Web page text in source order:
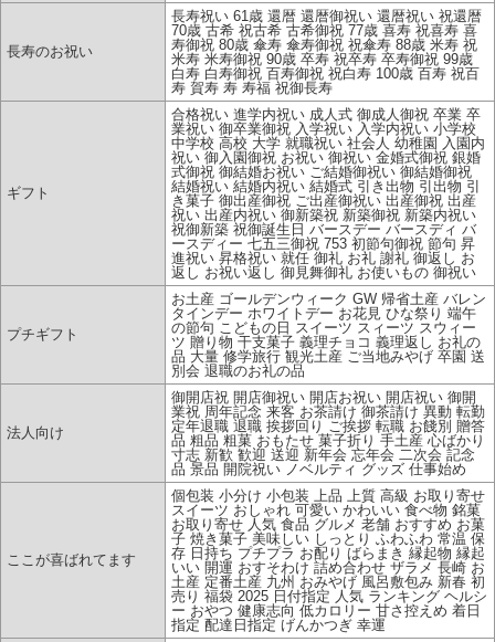
長寿のお祝い
長寿祝い 61歳 還暦 還暦御祝い 還暦祝い 祝還暦
70歳 古希 祝古希 古希御祝 77歳 喜寿 祝喜寿 喜
寿御祝 80歳 傘寿 傘寿御祝 祝傘寿 88歳 米寿 祝
米寿 米寿御祝 90歳 卒寿 祝卒寿 卒寿御祝 99歳
白寿 白寿御祝 百寿御祝 祝白寿 100歳 百寿 祝百
寿 賀寿 寿 寿福 祝御長寿
ギフト
合格祝い 進学内祝い 成人式 御成人御祝 卒業 卒
業祝い 御卒業御祝 入学祝い 入学内祝い 小学校
中学校 高校 大学 就職祝い 社会人 幼稚園 入園内
祝い 御入園御祝 お祝い 御祝い 金婚式御祝 銀婚
式御祝 御結婚お祝い ご結婚御祝い 御結婚御祝
結婚祝い 結婚内祝い 結婚式 引き出物 引出物 引
き菓子 御出産御祝 ご出産御祝い 出産御祝 出産
祝い 出産内祝い 御新築祝 新築御祝 新築内祝い
祝御新築 祝御誕生日 バースデー バースディ バ
ースディー 七五三御祝 753 初節句御祝 節句 昇
進祝い 昇格祝い 就任 御礼 お礼 謝礼 御返し お
返し お祝い返し 御見舞御礼 お使いもの 御祝い
プチギフト
お土産 ゴールデンウィーク GW 帰省土産 バレン
タインデー ホワイトデー お花見 ひな祭り 端午
の節句 こどもの日 スイーツ スィーツ スウィー
ツ 贈り物 干支菓子 義理チョコ 義理返し お礼の
品 大量 修学旅行 観光土産 ご当地みやげ 卒園 送
別会 退職のお礼の品
法人向け
御開店祝 開店御祝い 開店お祝い 開店祝い 御開
業祝 周年記念 来客 お茶請け 御茶請け 異動 転勤
定年退職 退職 挨拶回り ご挨拶 転職 お餞別 贈答
品 粗品 粗菓 おもたせ 菓子折り 手土産 心ばかり
寸志 新歓 歓迎 送迎 新年会 忘年会 二次会 記念
品 景品 開院祝い ノベルティ グッズ 仕事始め
ここが喜ばれてます
個包装 小分け 小包装 上品 上質 高級 お取り寄せ
スイーツ おしゃれ 可愛い かわいい 食べ物 銘菓
お取り寄せ 人気 食品 グルメ 老舗 おすすめ お菓
子 焼き菓子 美味しい しっとり ふわふわ 常温 保
存 日持ち プチプラ お配り ばらまき 縁起物 縁起
いい 開運 おすそわけ 詰め合わせ ザラメ 長崎 お
土産 定番土産 九州 おみやげ 風呂敷包み 新春 初
売り 福袋 2025 日付指定 人気 ランキング ヘルシ
ー おやつ 健康志向 低カロリー 甘さ控えめ 着日
指定 配達日指定 げんかつぎ 幸運